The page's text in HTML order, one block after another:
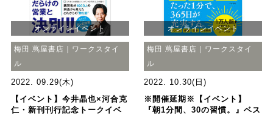
オンラインイベント
梅田 蔦屋書店｜ワークスタイ
ル
2022. 09.29(木)
【イベント】今井晶也×河合克
仁・新刊刊行記念トークイベ
オンラインイベント
梅田 蔦屋書店｜ワークスタイ
ル
2022. 10.30(日)
※開催延期※【イベント】
『朝1分間、30の習慣。』ベス